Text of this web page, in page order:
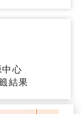
心
結果